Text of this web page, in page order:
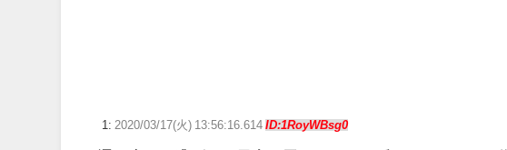
1: 2020/03/17(火) 13:56:16.614ID:1RoyWBsg0